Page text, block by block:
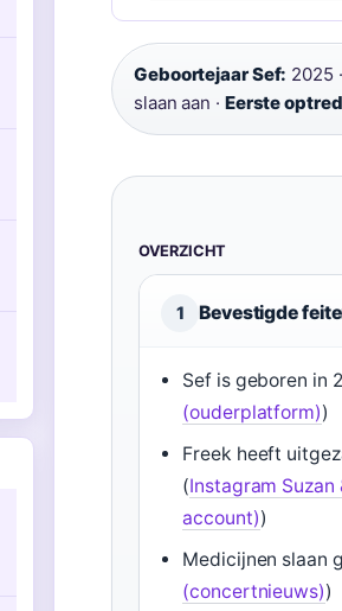
Geboortejaar Sef: 2025 ·
slaan aan · Eerste
OVERZICHT
1 Bevestigde
Sef is geboren in
(ouderplatform))
Freek heeft
(Instagram
account))
Medicijnen slaan
(concertnieuws))